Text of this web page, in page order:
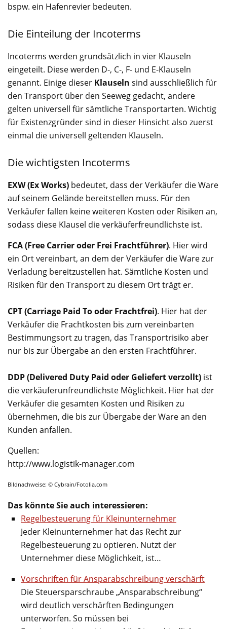
bspw. ein Hafenrevier bedeuten.
Die Einteilung der Incoterms
Incoterms werden grundsätzlich in vier Klauseln
eingeteilt. Diese werden D-, C-, F- und E-Klauseln
genannt. Einige dieser Klauseln sind ausschließlich für
den Transport über den Seeweg gedacht, andere
gelten universell für sämtliche Transportarten. Wichtig
für Existenzgründer sind in dieser Hinsicht also zuerst
einmal die universell geltenden Klauseln.
Die wichtigsten Incoterms
EXW (Ex Works) bedeutet, dass der Verkäufer die Ware
auf seinem Gelände bereitstellen muss. Für den
Verkäufer fallen keine weiteren Kosten oder Risiken an,
sodass diese Klausel die verkäuferfreundlichste ist.
FCA (Free Carrier oder Frei Frachtführer). Hier wird
ein Ort vereinbart, an dem der Verkäufer die Ware zur
Verladung bereitzustellen hat. Sämtliche Kosten und
Risiken für den Transport zu diesem Ort trägt er.
CPT (Carriage Paid To oder Frachtfrei). Hier hat der
Verkäufer die Frachtkosten bis zum vereinbarten
Bestimmungsort zu tragen, das Transportrisiko aber
nur bis zur Übergabe an den ersten Frachtführer.
DDP (Delivered Duty Paid oder Geliefert verzollt) ist
die verkäuferunfreundlichste Möglichkeit. Hier hat der
Verkäufer die gesamten Kosten und Risiken zu
übernehmen, die bis zur Übergabe der Ware an den
Kunden anfallen.
Quellen:
http://www.logistik-manager.com
Bildnachweise: © Cybrain/Fotolia.com
Das könnte Sie auch interessieren:
Regelbesteuerung für Kleinunternehmer
Jeder Kleinunternehmer hat das Recht zur
Regelbesteuerung zu optieren. Nutzt der
Unternehmer diese Möglichkeit, ist…
Vorschriften für Ansparabschreibung verschärft
Die Steuersparschraube „Ansparabschreibung“
wird deutlich verschärften Bedingungen
unterworfen. So müssen bei